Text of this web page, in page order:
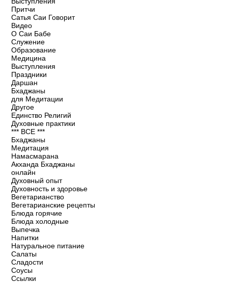
Притчи
Сатья Саи Говорит
Видео
О Саи Бабе
Служение
Образование
Медицина
Выступления
Праздники
Даршан
Бхаджаны
для Медитации
Другое
Единство Религий
Духовные практики
*** ВСЕ ***
Бхаджаны
Медитация
Намасмарана
Акханда Бхаджаны
онлайн
Духовный опыт
Духовность и здоровье
Вегетарианство
Вегетарианские рецепты
Блюда горячие
Блюда холодные
Выпечка
Напитки
Натуральное питание
Салаты
Сладости
Соусы
Ссылки